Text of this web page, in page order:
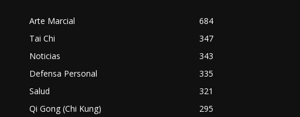
Arte Marcial
684
Tai Chi
347
Noticias
343
Defensa Personal
335
Salud
321
Qi Gong (Chi Kung)
295